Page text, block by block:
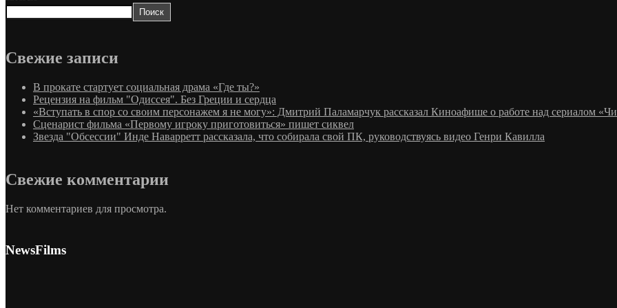
Поиск
Свежие записи
В прокате стартует социальная драма «Где ты?»
Рецензия на фильм "Одиссея". Без Греции и сердца
«Вступать в спор со своим персонажем я не могу»: Дмитрий Паламарчук рассказал Киноафише о работе над сериалом
Сценарист фильма «Первому игроку приготовиться» пишет сиквел
Звезда "Обсессии" Инде Наварретт рассказала, что собирала свой ПК, руководствуясь видео Генри Кавилла
Свежие комментарии
Нет комментариев для просмотра.
NewsFilms